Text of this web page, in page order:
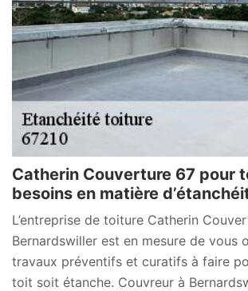
Catherin Couverture 67 pour
besoins en matière
L’entreprise de toiture Catherin
Bernardswiller est en mesure de vous
travaux préventifs et curatifs à faire
toit soit étanche. Couvreur à